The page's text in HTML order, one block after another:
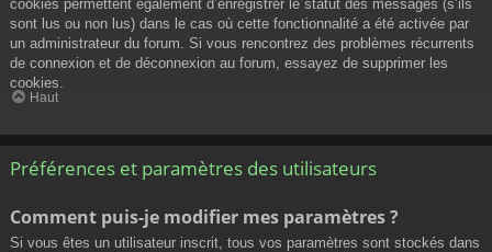
cookies permettent également d’enregistrer le statut des messages (s’ils
sont lus ou non lus) dans le cas où cette fonctionnalité a été activée par
un administrateur du forum. Si vous rencontrez des problèmes récurrents
de connexion et de déconnexion au forum, essayez de supprimer les
cookies.
Haut
Préférences et paramètres des utilisateurs
Comment puis-je modifier mes paramètres ?
Si vous êtes un utilisateur inscrit, tous vos paramètres sont stockés dans